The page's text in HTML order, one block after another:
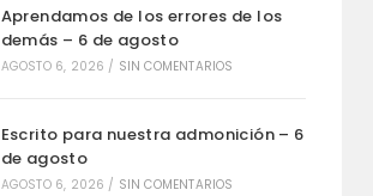
Aprendamos de los errores de los
demás – 6 de agosto
AGOSTO 6, 2026 / SIN COMENTARIOS
Escrito para nuestra admonición – 6
de agosto
AGOSTO 6, 2026 / SIN COMENTARIOS